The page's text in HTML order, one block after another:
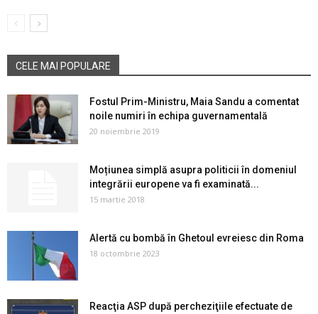
CELE MAI POPULARE
Fostul Prim-Ministru, Maia Sandu a comentat
noile numiri în echipa guvernamentală
20 noiembrie 2019
Moțiunea simplă asupra politicii în domeniul
integrării europene va fi examinată...
15 martie 2018
Alertă cu bombă în Ghetoul evreiesc din Roma
18 octombrie 2023
Reacţia ASP după percheziţiile efectuate de